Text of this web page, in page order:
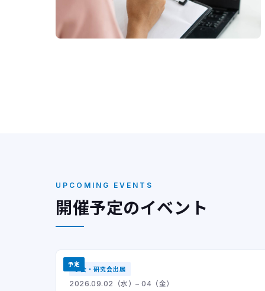
UPCOMING EVENTS
開催予定のイベント
予定
学会・研究会出展
2026.09.02（水）– 04（金）